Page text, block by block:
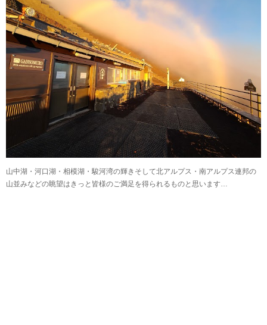
山中湖・河口湖・相模湖・駿河湾の輝きそして北アルプス・南アルプス連邦の
山並みなどの眺望はきっと皆様のご満足を得られるものと思います…